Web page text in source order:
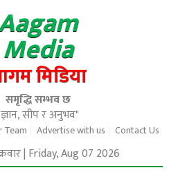
Media
मिडिया
समृद्धि सम्भव छ
सीप र अनुभव"
Team Advertise with us Contact Us
| Friday, Aug 07 2026